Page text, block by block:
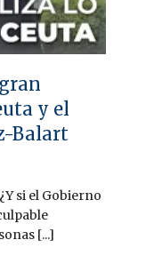
y el
Balart
si el Gobierno
[...]